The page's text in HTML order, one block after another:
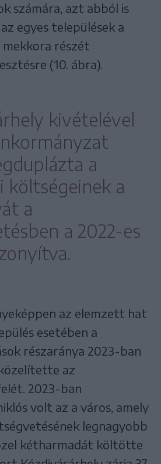
számára, azt abból is
egyes települések a
részét
(10. ábra).
kivételével
a
költségeinek a
a
a 2022-es
az elemzett hat
esetében a
részaránya 2023-ban
az
2023-ban
volt az a város, amely
legnagyobb
kétharmadát költötte